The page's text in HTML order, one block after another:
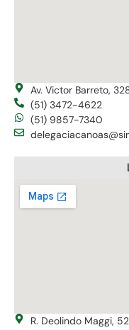
Av. Victor Barreto,
(51) 3472-4622
(51) 9857-7340
R. Deolindo Maggi,